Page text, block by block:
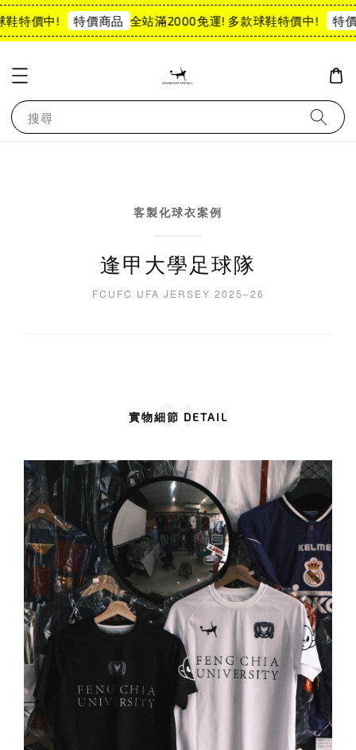
價中! 特價商品 全站滿2000免運! 多款球鞋特價中! 特價商品
搜尋
客製化球衣案例
逢甲大學足球隊
FCUFC UFA JERSEY 2025–26
01
實物細節 DETAIL